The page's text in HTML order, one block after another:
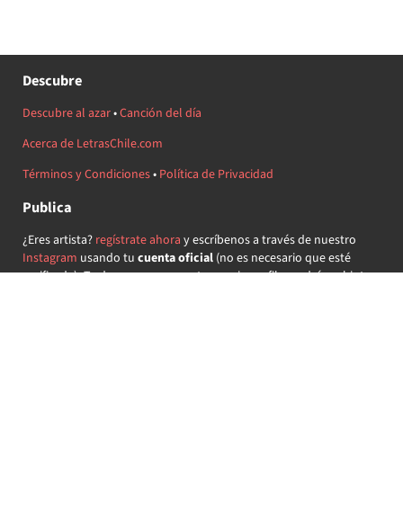
Descubre
Descubre al azar•Canción del día
Acerca de LetrasChile.com
Términos y Condiciones• Política de Privacidad
Publica
¿Eres artista? regístrate ahora y escríbenos a través de nuestro
Instagram usando tu cuenta oficial(no es necesario que esté
verificada) ¡Te daremos acceso a tu propio perfil y podrás subir tus